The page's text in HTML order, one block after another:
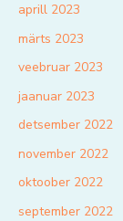
aprill 2023
märts 2023
veebruar 2023
jaanuar 2023
detsember 2022
november 2022
oktoober 2022
september 2022